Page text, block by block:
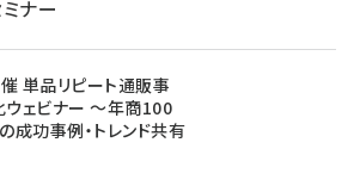
ナー
単品リピート通販事
ウェビナー ～年商100
成功事例・トレンド共有